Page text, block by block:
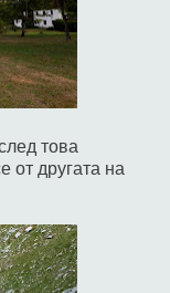
това
от другата на